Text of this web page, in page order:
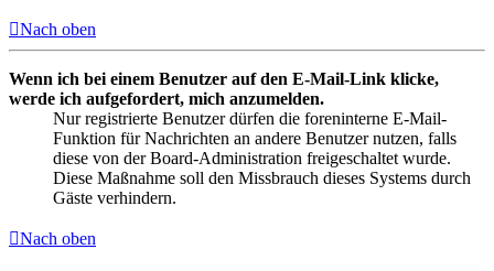
Nach oben
Wenn ich bei einem Benutzer auf den E-Mail-Link klicke,
werde ich aufgefordert, mich anzumelden.
Nur registrierte Benutzer dürfen die foreninterne E-Mail-
Funktion für Nachrichten an andere Benutzer nutzen, falls
diese von der Board-Administration freigeschaltet wurde.
Diese Maßnahme soll den Missbrauch dieses Systems durch
Gäste verhindern.
Nach oben